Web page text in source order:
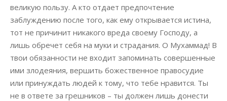
великую пользу. А кто отдает предпочтение
заблуждению после того, как ему открывается истина,
тот не причинит никакого вреда своему Господу, а
лишь обречет себя на муки и страдания. О Мухаммад! В
твои обязанности не входит запоминать совершенные
ими злодеяния, вершить божественное правосудие
или принуждать людей к тому, что тебе нравится. Ты
не в ответе за грешников – ты должен лишь донести